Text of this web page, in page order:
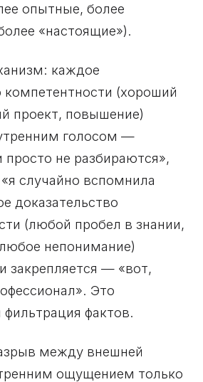
опытные, более
«настоящие»).
каждое
компетентности (хороший
проект, повышение)
голосом —
просто не разбираются»,
случайно вспомнила
доказательство
(любой пробел в знании,
непонимание)
и закрепляется — «вот,
Это
фактов.
между внешней
ощущением только